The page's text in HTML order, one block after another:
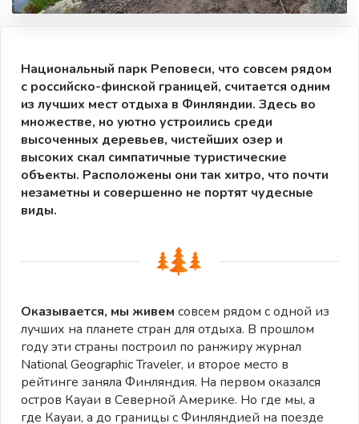
Национальный парк Реповеси, что совсем рядом
с российско-финской границей, считается одним
из лучших мест отдыха в Финляндии. Здесь во
множестве, но уютно устроились среди
высоченных деревьев, чистейших озер и
высоких скал симпатичные туристические
объекты. Расположены они так хитро, что почти
незаметны и совершенно не портят чудесные
виды.
Оказывается, мы живем совсем рядом с одной из
лучших на планете стран для отдыха. В прошлом
году эти страны построил по ранжиру журнал
National Geographic Traveler, и второе место в
рейтинге заняла Финляндия. На первом оказался
остров Кауаи в Северной Америке. Но где мы, а
где Кауаи, а до границы с Финляндией на поезде